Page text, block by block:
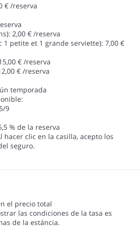
€ /reserva
2,00 € /reserva
1 petite et 1 grande serviette): 7,00 €
€ /reserva
€ /reserva
temporada
9
% de la reserva
hacer clic en la casilla, acepto los
seguro.
el precio total
las condiciones de la tasa es
de la estáncia.